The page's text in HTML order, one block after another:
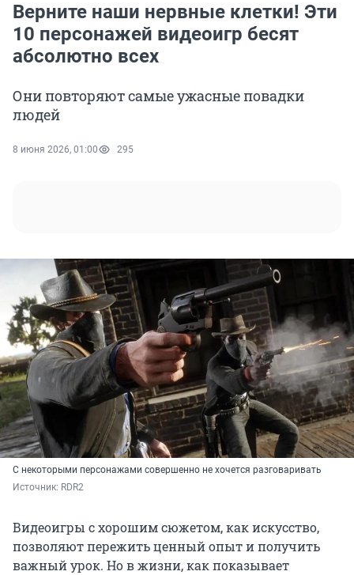
Верните наши нервные клетки! Эти
10 персонажей видеоигр бесят
абсолютно всех
Они повторяют самые ужасные повадки
людей
8 июня 2026, 01:00 295
С некоторыми персонажами совершенно не хочется разговаривать
Источник: RDR2
Видеоигры с хорошим сюжетом, как искусство,
позволяют пережить ценный опыт и получить
важный урок. Но в жизни, как показывает